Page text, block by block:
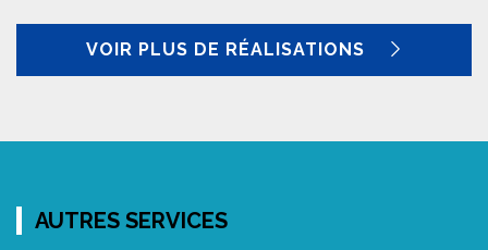
VOIR PLUS DE RÉALISATIONS
AUTRES SERVICES